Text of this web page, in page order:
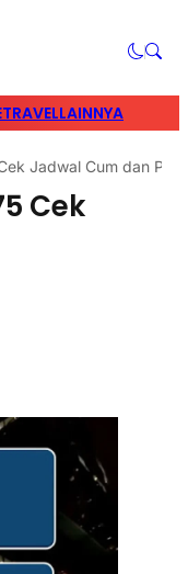
TRAVELLAINNYA
Jadwal Cum dan
Cek